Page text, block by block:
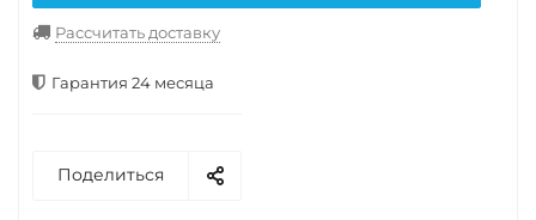
Рассчитать доставку
Гарантия 24 месяца
Поделиться